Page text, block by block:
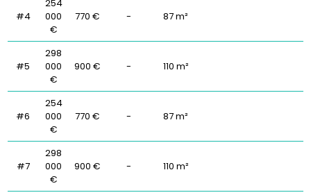
#4
254
000
€
770 € - 87 m²
#5
298
000
€
900 € - 110 m²
#6
254
000
€
770 € - 87 m²
#7
298
000
€
900 € - 110 m²